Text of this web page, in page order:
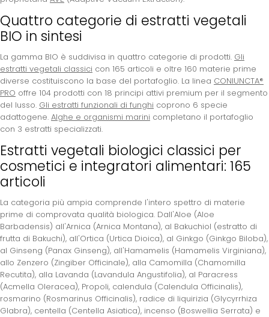
Quattro categorie di estratti vegetali
BIO in sintesi
La gamma BIO è suddivisa in quattro categorie di prodotti. Gli
estratti vegetali classici con 165 articoli e oltre 160 materie prime
diverse costituiscono la base del portafoglio. La linea CONIUNCTA®
PRO offre 104 prodotti con 18 principi attivi premium per il segmento
del lusso. Gli estratti funzionali di funghi coprono 6 specie
adattogene. Alghe e organismi marini completano il portafoglio
con 3 estratti specializzati.
Estratti vegetali biologici classici per
cosmetici e integratori alimentari: 165
articoli
La categoria più ampia comprende l'intero spettro di materie
prime di comprovata qualità biologica. Dall'Aloe (Aloe
Barbadensis) all'Arnica (Arnica Montana), al Bakuchiol (estratto di
frutta di Bakuchi), all'Ortica (Urtica Dioica), al Ginkgo (Ginkgo Biloba),
al Ginseng (Panax Ginseng), all'Hamamelis (Hamamelis Virginiana),
allo Zenzero (Zingiber Officinale), alla Camomilla (Chamomilla
Recutita), alla Lavanda (Lavandula Angustifolia), al Paracress
(Acmella Oleracea), Propoli, calendula (Calendula Officinalis),
rosmarino (Rosmarinus Officinalis), radice di liquirizia (Glycyrrhiza
Glabra), centella (Centella Asiatica), incenso (Boswellia Serrata) e